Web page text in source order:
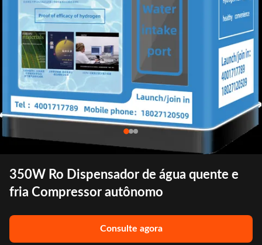
350W Ro Dispensador de água quente e
fria Compressor autônomo
Consulte agora